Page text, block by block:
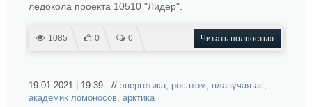
ледокола проекта 10510 "Лидер".
1085 0 0 Читать полностью
19.01.2021 | 19:39 // энергетика, росатом, плавучая ас,
академик ломоносов, арктика